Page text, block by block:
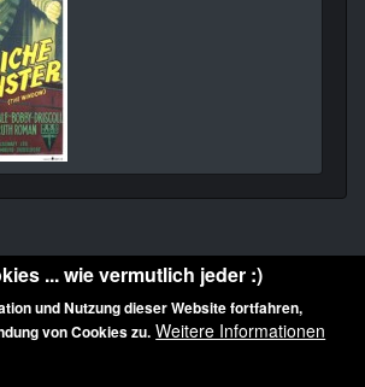
geschützt: © 2010-2026 der Film Noir de. Alle
... wie vermutlich jeder :)
und Nutzung dieser Website fortfahren,
von Cookies zu. Weitere Informationen